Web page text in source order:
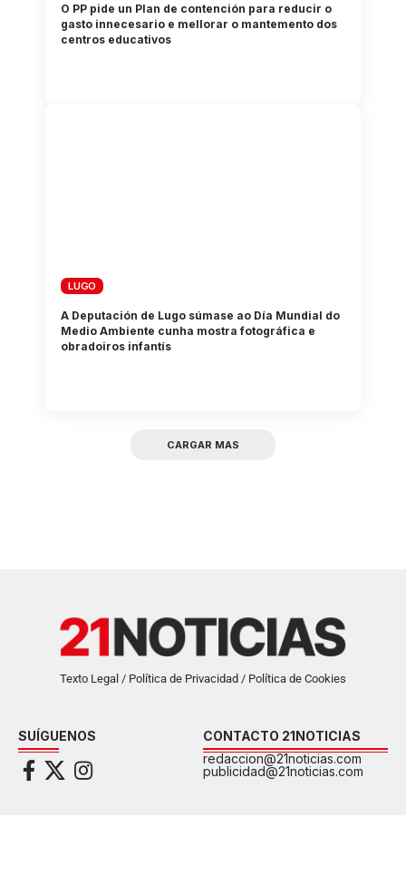
O PP pide un Plan de contención para reducir o
gasto innecesario e mellorar o mantemento dos
centros educativos
LUGO
A Deputación de Lugo súmase ao Día Mundial do
Medio Ambiente cunha mostra fotográfica e
obradoiros infantís
CARGAR MAS
Texto Legal / Política de Privacidad / Política de Cookies
SUÍGUENOS
CONTACTO 21NOTICIAS
redaccion@21noticias.com
publicidad@21noticias.com